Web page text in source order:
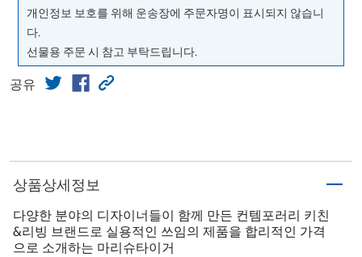
개인정보 보호를 위해 운송장에 주문자명이 표시되지 않습니
다.
선물용 주문 시 참고 부탁드립니다.
공유
상품상세정보
다양한 분야의 디자이너들이 함께 만든 컨템포러리 키친
&리빙 브랜드로 실용적인 쓰임의 제품을 합리적인 가격
으로 소개하는 마리슈타이거